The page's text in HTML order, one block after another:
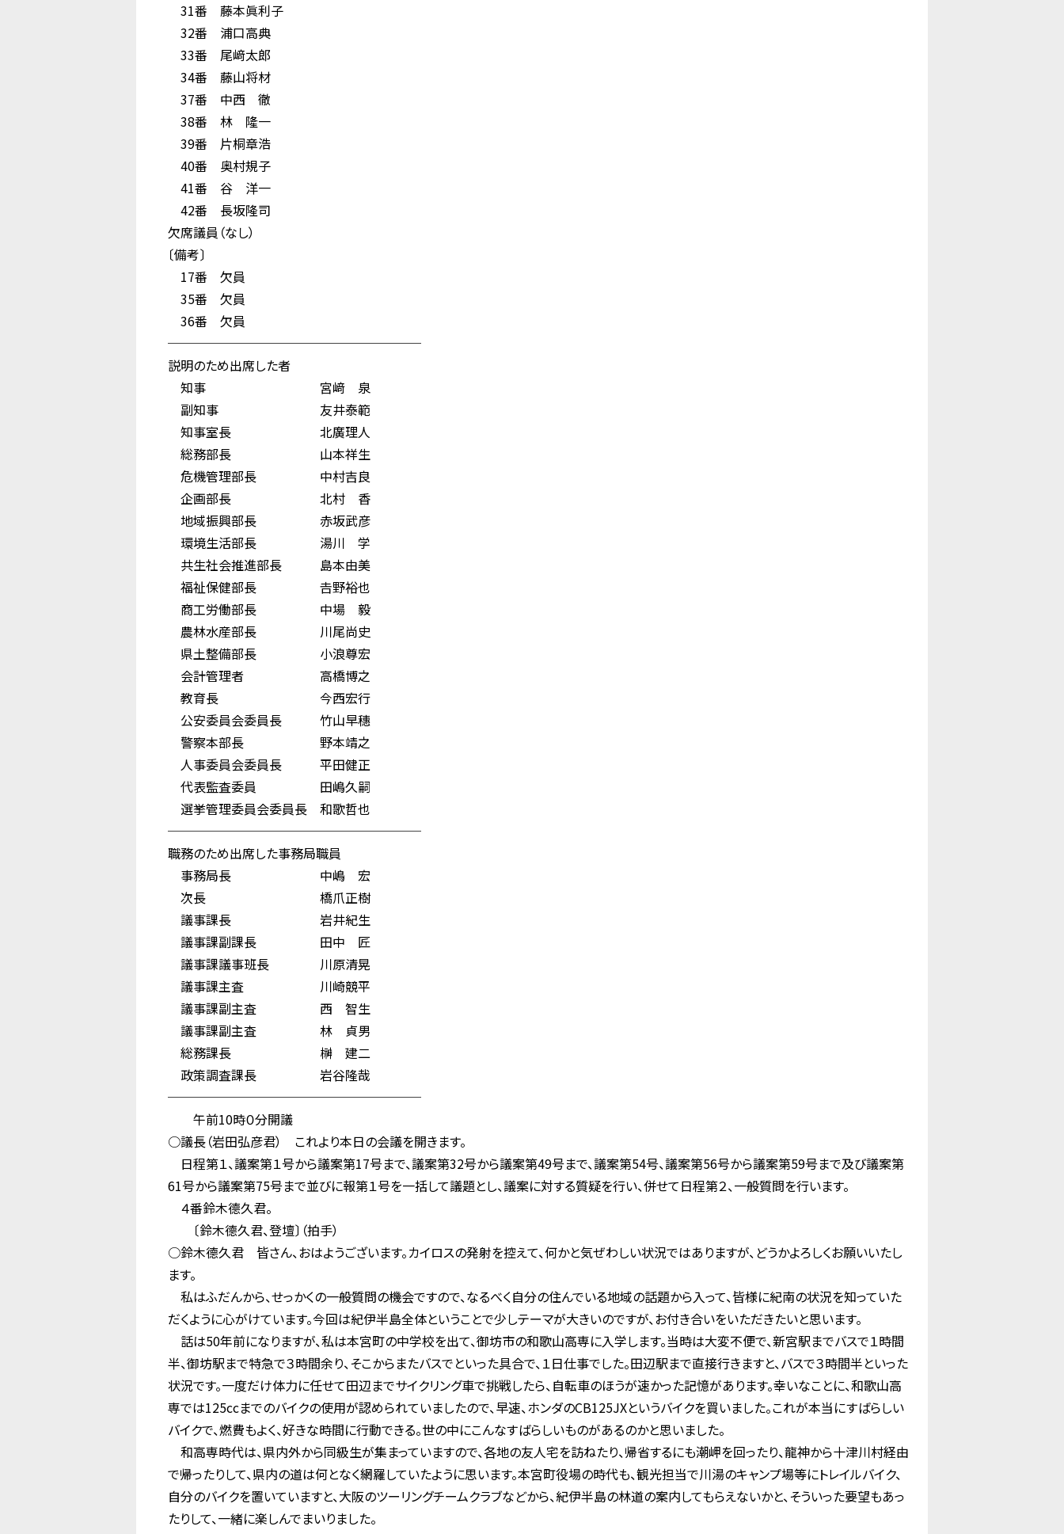
31番 藤本眞利子
32番 浦口高典
33番 尾﨑太郎
34番 藤山将材
37番 中西 徹
38番 林 隆一
39番 片桐章浩
40番 奥村規子
41番 谷 洋一
42番 長坂隆司
欠席議員（なし）
〔備考〕
17番 欠員
35番 欠員
36番 欠員
────────────────────
説明のため出席した者
知事 宮﨑 泉
副知事 友井泰範
知事室長 北廣理人
総務部長 山本祥生
危機管理部長 中村吉良
企画部長 北村 香
地域振興部長 赤坂武彦
環境生活部長 湯川 学
共生社会推進部長 島本由美
福祉保健部長 𠮷野裕也
商工労働部長 中場 毅
農林水産部長 川尾尚史
県土整備部長 小浪尊宏
会計管理者 高橋博之
教育長 今西宏行
公安委員会委員長 竹山早穗
警察本部長 野本靖之
人事委員会委員長 平田健正
代表監査委員 田嶋久嗣
選挙管理委員会委員長 和歌哲也
────────────────────
職務のため出席した事務局職員
事務局長 中嶋 宏
次長 橋爪正樹
議事課長 岩井紀生
議事課副課長 田中 匠
議事課議事班長 川原清晃
議事課主査 川崎競平
議事課副主査 西 智生
議事課副主査 林 貞男
総務課長 榊 建二
政策調査課長 岩谷隆哉
────────────────────
午前10時０分開議
○議長（岩田弘彦君） これより本日の会議を開きます。
日程第１、議案第１号から議案第17号まで、議案第32号から議案第49号まで、議案第54号、議案第56号から議案第59号まで及び議案第
61号から議案第75号まで並びに報第１号を一括して議題とし、議案に対する質疑を行い、併せて日程第２、一般質問を行います。
４番鈴木德久君。
〔鈴木德久君、登壇〕（拍手）
○鈴木德久君 皆さん、おはようございます。カイロスの発射を控えて、何かと気ぜわしい状況ではありますが、どうかよろしくお願いいたし
ます。
私はふだんから、せっかくの一般質問の機会ですので、なるべく自分の住んでいる地域の話題から入って、皆様に紀南の状況を知っていた
だくように心がけています。今回は紀伊半島全体ということで少しテーマが大きいのですが、お付き合いをいただきたいと思います。
話は50年前になりますが、私は本宮町の中学校を出て、御坊市の和歌山高専に入学します。当時は大変不便で、新宮駅までバスで１時間
半、御坊駅まで特急で３時間余り、そこからまたバスでといった具合で、１日仕事でした。田辺駅まで直接行きますと、バスで３時間半といった
状況です。一度だけ体力に任せて田辺までサイクリング車で挑戦したら、自転車のほうが速かった記憶があります。幸いなことに、和歌山高
専では125ccまでのバイクの使用が認められていましたので、早速、ホンダのCB125JXというバイクを買いました。これが本当にすばらしい
バイクで、燃費もよく、好きな時間に行動できる。世の中にこんなすばらしいものがあるのかと思いました。
和高専時代は、県内外から同級生が集まっていますので、各地の友人宅を訪ねたり、帰省するにも潮岬を回ったり、龍神から十津川村経由
で帰ったりして、県内の道は何となく網羅していたように思います。本宮町役場の時代も、観光担当で川湯のキャンプ場等にトレイルバイク、
自分のバイクを置いていますと、大阪のツーリングチームクラブなどから、紀伊半島の林道の案内してもらえないかと、そういった要望もあっ
たりして、一緒に楽しんでまいりました。